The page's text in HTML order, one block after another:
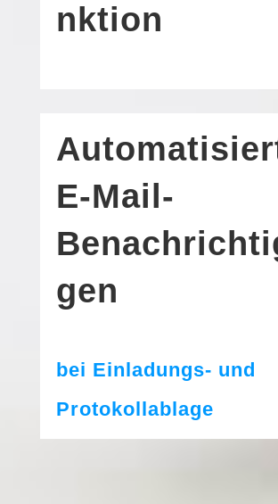
nktion
E‑Mail-
gen
bei Einladungs- und
Protokollablage